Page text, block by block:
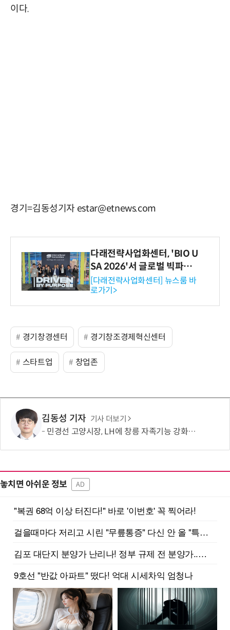
이다.
경기=김동성기자 estar@etnews.com
다래전략사업화센터, 'BIO U
SA 2026'서 글로벌 빅파마
와의 비즈니스 미팅 지원…K
-바이오 해외 진출 교두보 확
보
[다래전략사업화센터] 뉴스룸 바
로가기>
경기창경센터 경기창조경제혁신센터
스타트업 창업존
김동성 기자 기사 더보기
민경선 고양시장, LH에 창릉 자족기능 강화·벌말마을 편입 요청
놓치면 아쉬운 정보 AD